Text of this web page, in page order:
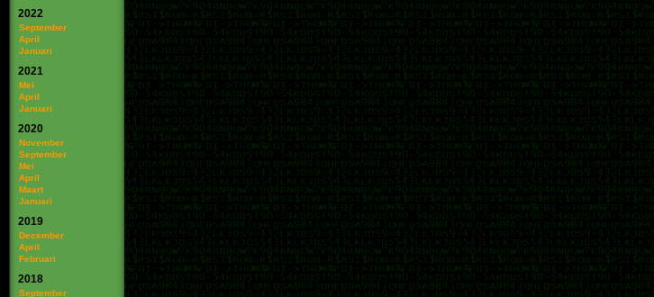
2022
September
April
Januari
2021
Mei
April
Januari
2020
November
September
Mei
April
Maart
Januari
2019
December
April
Februari
2018
September